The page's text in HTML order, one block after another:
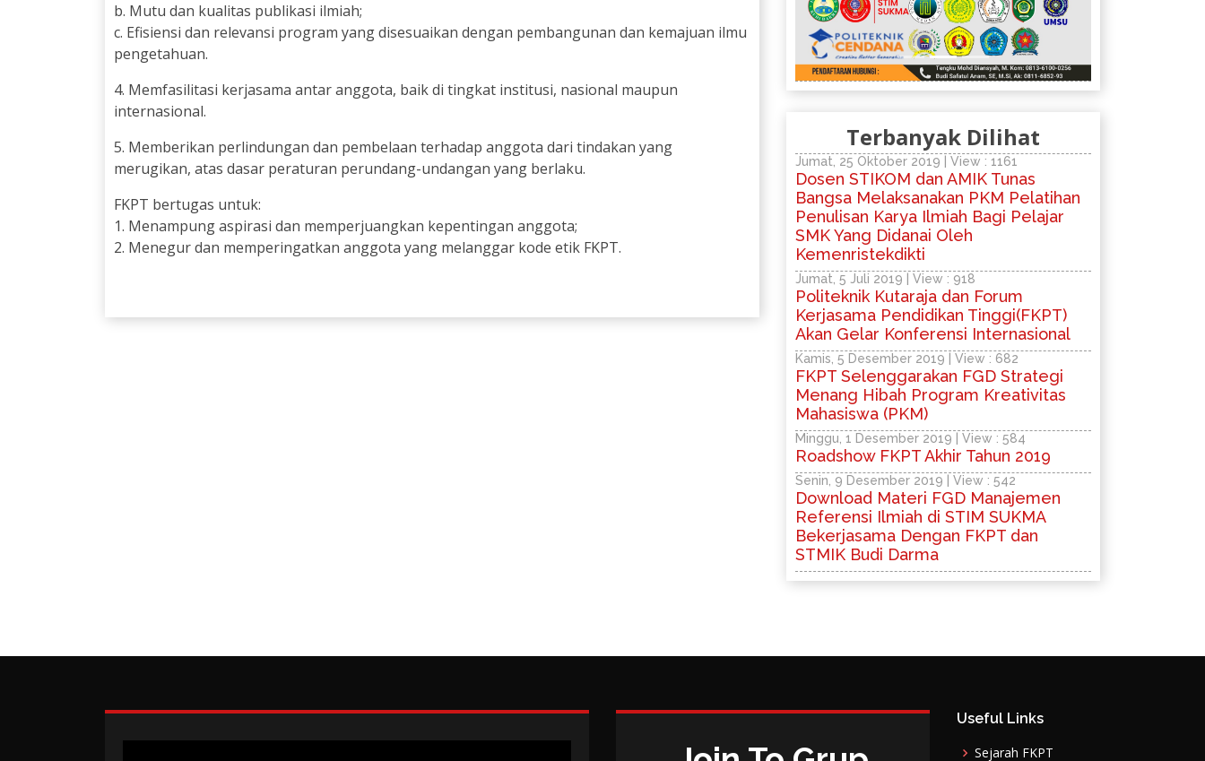
b. Mutu dan kualitas publikasi ilmiah;
c. Efisiensi dan relevansi program yang disesuaikan dengan pembangunan dan kemajuan ilmu
pengetahuan.
4. Memfasilitasi kerjasama antar anggota, baik di tingkat institusi, nasional maupun
internasional.
5. Memberikan perlindungan dan pembelaan terhadap anggota dari tindakan yang
merugikan, atas dasar peraturan perundang-undangan yang berlaku.
FKPT bertugas untuk:
1. Menampung aspirasi dan memperjuangkan kepentingan anggota;
2. Menegur dan memperingatkan anggota yang melanggar kode etik FKPT.
Terbanyak Dilihat
Jumat, 25 Oktober 2019 | View : 1161
Dosen STIKOM dan AMIK Tunas
Bangsa Melaksanakan PKM Pelatihan
Penulisan Karya Ilmiah Bagi Pelajar
SMK Yang Didanai Oleh
Kemenristekdikti
Jumat, 5 Juli 2019 | View : 918
Politeknik Kutaraja dan Forum
Kerjasama Pendidikan Tinggi(FKPT)
Akan Gelar Konferensi Internasional
Kamis, 5 Desember 2019 | View : 682
FKPT Selenggarakan FGD Strategi
Menang Hibah Program Kreativitas
Mahasiswa (PKM)
Minggu, 1 Desember 2019 | View : 584
Roadshow FKPT Akhir Tahun 2019
Senin, 9 Desember 2019 | View : 542
Download Materi FGD Manajemen
Referensi Ilmiah di STIM SUKMA
Bekerjasama Dengan FKPT dan
STMIK Budi Darma
Useful Links
Sejarah FKPT